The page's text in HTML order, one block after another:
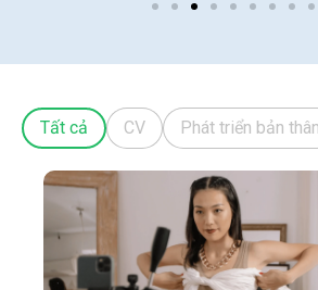
Dân Và Quy Trình Xin Cấp
17 Th1 2025 Báo Chí -
Ngành Báo Chí Truyền
Tổng Hợp Các Tổ Hợp
Tất cả CV Phát triển bản thân